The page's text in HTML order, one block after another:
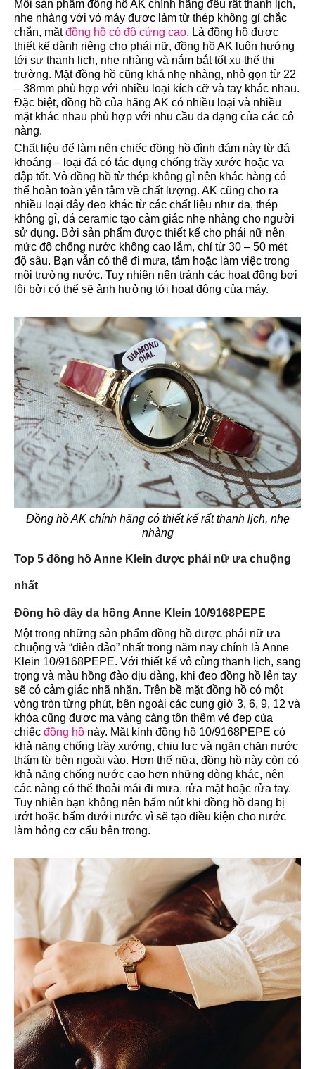
Mỗi sản phẩm đồng hồ AK chính hãng đều rất thanh lịch,
nhẹ nhàng với vỏ máy được làm từ thép không gỉ chắc
chắn, mặtđồng hồ có độ cứng cao. Là đồng hồ được
thiết kế dành riêng cho phái nữ, đồng hồ AK luôn hướng
tới sự thanh lịch, nhẹ nhàng và nắm bắt tốt xu thế thị
trường. Mặt đồng hồ cũng khá nhẹ nhàng, nhỏ gọn từ 22
– 38mm phù hợp với nhiều loại kích cỡ và tay khác nhau.
Đặc biệt, đồng hồ của hãng AK có nhiều loại và nhiều
mặt khác nhau phù hợp với nhu cầu đa dạng của các cô
nàng.
Chất liệu để làm nên chiếc đồng hồ đình đám này từ đá
khoáng – loại đá có tác dụng chống trầy xước hoặc va
đập tốt. Vỏ đồng hồ từ thép không gỉ nên khác hàng có
thể hoàn toàn yên tâm về chất lượng. AK cũng cho ra
nhiều loại dây đeo khác từ các chất liệu như da, thép
không gỉ, đá ceramic tạo cảm giác nhẹ nhàng cho người
sử dụng. Bởi sản phẩm được thiết kế cho phái nữ nên
mức độ chống nước không cao lắm, chỉ từ 30 – 50 mét
độ sâu. Bạn vẫn có thể đi mưa, tắm hoặc làm việc trong
môi trường nước. Tuy nhiên nên tránh các hoạt động bơi
lội bởi có thể sẽ ảnh hưởng tới hoạt động của máy.
Đồng hồ AK chính hãng có thiết kế rất thanh lịch, nhẹ
nhàng
Top 5 đồng hồ Anne Klein được phái nữ ưa chuộng
nhất
Đồng hồ dây da hồng Anne Klein 10/9168PEPE
Một trong những sản phẩm đồng hồ được phái nữ ưa
chuộng và “điên đảo” nhất trong năm nay chính là Anne
Klein 10/9168PEPE. Với thiết kế vô cùng thanh lịch, sang
trọng và màu hồng đào dịu dàng, khi đeo đồng hồ lên tay
sẽ có cảm giác nhã nhặn. Trên bề mặt đồng hồ có một
vòng tròn từng phút, bên ngoài các cung giờ 3, 6, 9, 12 và
khóa cũng được mạ vàng càng tôn thêm vẻ đẹp của
chiếc đồng hồ này. Mặt kính đồng hồ 10/9168PEPE có
khả năng chống trầy xướng, chịu lực và ngăn chặn nước
thấm từ bên ngoài vào. Hơn thế nữa, đồng hồ này còn có
khả năng chống nước cao hơn những dòng khác, nên
các nàng có thể thoải mái đi mưa, rửa mặt hoặc rửa tay.
Tuy nhiên bạn không nên bấm nút khi đồng hồ đang bị
ướt hoặc bấm dưới nước vì sẽ tạo điều kiện cho nước
làm hỏng cơ cấu bên trong.